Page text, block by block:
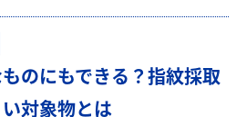
のにもできる？指紋採取
対象物とは